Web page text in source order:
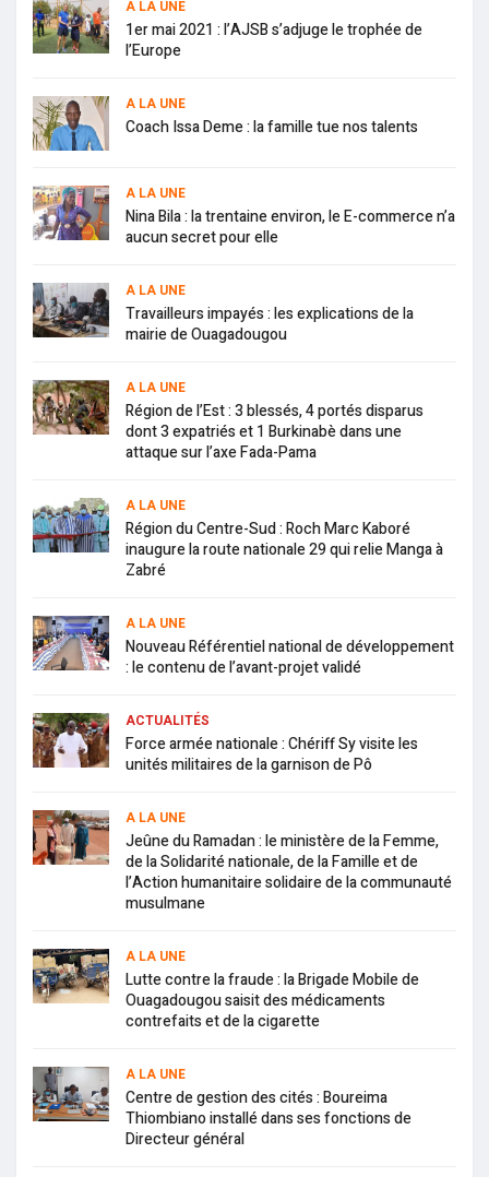
A LA UNE
1er mai 2021 : l’AJSB s’adjuge le trophée de
l’Europe
A LA UNE
Coach Issa Deme : la famille tue nos talents
A LA UNE
Nina Bila : la trentaine environ, le E-commerce n’a
aucun secret pour elle
A LA UNE
Travailleurs impayés : les explications de la
mairie de Ouagadougou
A LA UNE
Région de l’Est : 3 blessés, 4 portés disparus
dont 3 expatriés et 1 Burkinabè dans une
attaque sur l’axe Fada-Pama
A LA UNE
Région du Centre-Sud : Roch Marc Kaboré
inaugure la route nationale 29 qui relie Manga à
Zabré
A LA UNE
Nouveau Référentiel national de développement
: le contenu de l’avant-projet validé
ACTUALITÉS
Force armée nationale : Chériff Sy visite les
unités militaires de la garnison de Pô
A LA UNE
Jeûne du Ramadan : le ministère de la Femme,
de la Solidarité nationale, de la Famille et de
l’Action humanitaire solidaire de la communauté
musulmane
A LA UNE
Lutte contre la fraude : la Brigade Mobile de
Ouagadougou saisit des médicaments
contrefaits et de la cigarette
A LA UNE
Centre de gestion des cités : Boureima
Thiombiano installé dans ses fonctions de
Directeur général